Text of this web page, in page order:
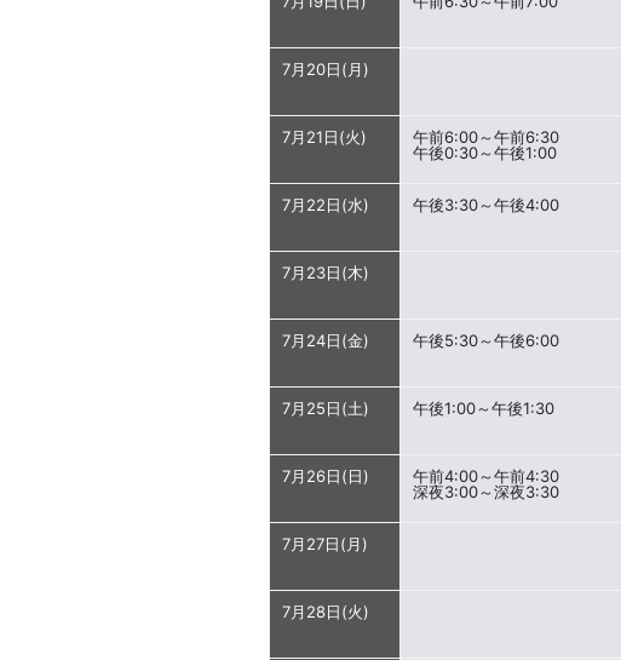
7月20日(月)
7月21日(火)
午前6:00～午前6:30
午後0:30～午後1:00
7月22日(水) 午後3:30～午後4:00
7月23日(木)
7月24日(金) 午後5:30～午後6:00
7月25日(土) 午後1:00～午後1:30
7月26日(日)
午前4:00～午前4:30
深夜3:00～深夜3:30
7月27日(月)
7月28日(火)